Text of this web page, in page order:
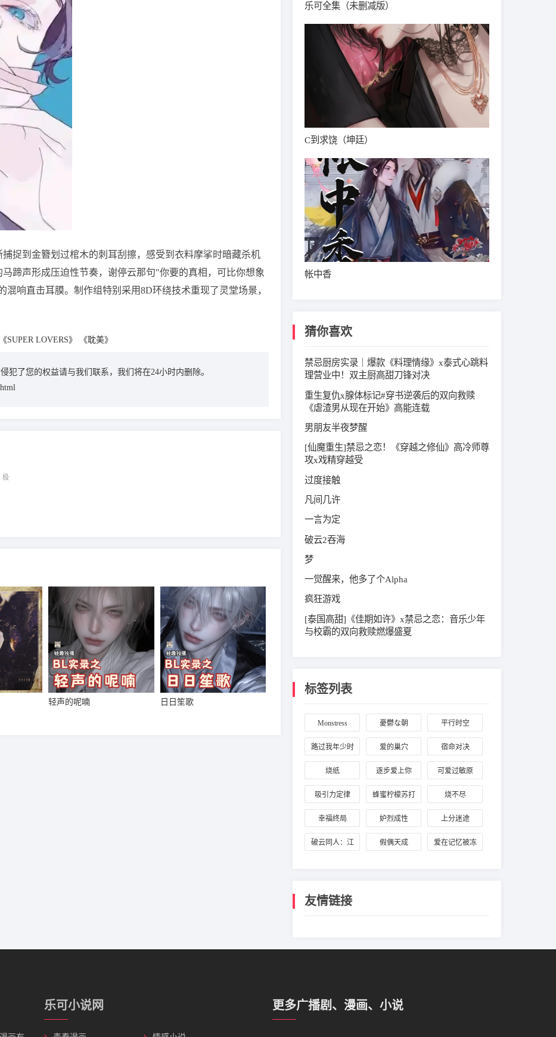
捉到金簪划过棺木的刺耳刮擦，感受到衣料摩挲时暗藏杀机
蹄声形成压迫性节奏，谢停云那句"你要的真相，可比你想象
响直击耳膜。制作组特别采用8D环绕技术重现了灵堂场景，
《SUPER LOVERS》 《耽美》
犯了您的权益请与我们联系，我们将在24小时内删除。
极
轻声的呢喃 日日笙歌
乐可全集（未删减版）
C到求饶（坤廷）
帐中香
猜你喜欢
禁忌厨房实录｜爆款《料理情缘》x泰式心跳料
理营业中！双主厨高甜刀锋对决
重生复仇x腺体标记#穿书逆袭后的双向救赎
《虐渣男从现在开始》高能连载
男朋友半夜梦醒
[仙魔重生]禁忌之恋！《穿越之修仙》高冷师尊
攻x戏精穿越受
过度接触
凡间几许
一言为定
破云2吞海
梦
一觉醒来，他多了个Alpha
疯狂游戏
[泰国高甜]《佳期如许》x禁忌之恋：音乐少年
与校霸的双向救赎燃爆盛夏
标签列表
Monstress 憂鬱な朝 平行时空
路过我年少时
光的蓝色
爱的巢穴 宿命对决
烧纸 逐步爱上你 可爱过敏原
吸引力定律 蜂蜜柠檬苏打 烧不尽
幸福终局 妒烈成性 上分迷途
破云同人：江 假偶天成 爱在记忆被冻
友情链接
乐可小说网 更多广播剧、漫画、小说